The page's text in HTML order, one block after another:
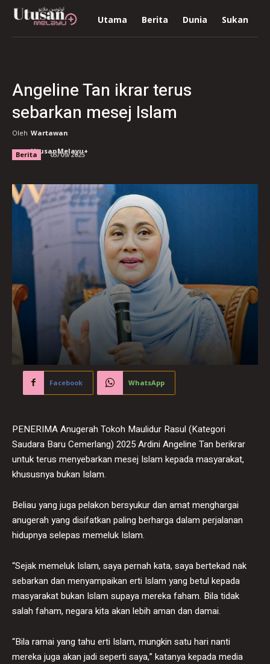
Utama Berita Dunia Sukan
Angeline Tan ikrar terus
sebarkan mesej Islam
Oleh Wartawan
UtusanMelayu+
Berita 05/09/2025
Facebook WhatsApp
PENERIMA Anugerah Tokoh Maulidur Rasul (Kategori
Saudara Baru Cemerlang) 2025 Ardini Angeline Tan berikrar
untuk terus menyebarkan mesej Islam kepada masyarakat,
khususnya bukan Islam.
Beliau yang juga pelakon bersyukur dan amat menghargai
anugerah yang disifatkan paling berharga dalam perjalanan
hidupnya selepas memeluk Islam.
“Sejak memeluk Islam, saya pernah kata, saya bertekad nak
sebarkan dan menyampaikan erti Islam yang betul kepada
masyarakat bukan Islam supaya mereka faham. Bila tidak
salah faham, negara kita akan lebih aman dan damai.
“Bila ramai yang tahu erti Islam, mungkin satu hari nanti
mereka juga akan jadi seperti saya,” katanya kepada media